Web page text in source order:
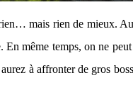
mais rien de mieux.
même temps, on ne
à affronter de gros